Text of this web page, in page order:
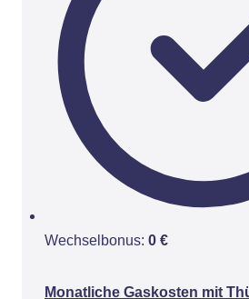
Wechselbonus: 0 €
Monatliche Gaskosten mit